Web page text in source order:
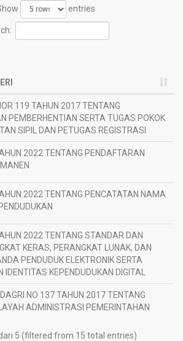
entries
119 TAHUN 2017 TENTANG
PEMBERHENTIAN SERTA TUGAS POKOK
SIPIL DAN PETUGAS REGISTRASI
2022 TENTANG PENDAFTARAN
2022 TENTANG PENCATATAN NAMA
2022 TENTANG STANDAR DAN
KERAS, PERANGKAT LUNAK, DAN
PENDUDUK ELEKTRONIK SERTA
IDENTITAS KEPENDUDUKAN DIGITAL
NO 137 TAHUN 2017 TENTANG
ADMINISTRASI PEMERINTAHAN
5 (filtered from 15 total entries)